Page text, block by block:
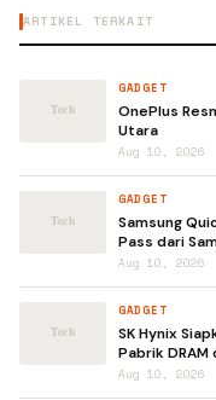
ARTIKEL TERKAIT
GADGET
OnePlus
Utara
Aug 10, 2026
GADGET
Samsung
Pass dari
Aug 10, 2026
GADGET
SK Hynix
Pabrik DRAM
Aug 10, 2026